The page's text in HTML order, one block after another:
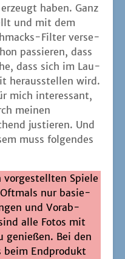
haben. Ganz
und mit dem
Fil­ter ver­se­
pas­sie­ren, dass
dass sich im Lau­
her­aus­stel­len wird.
mich inter­es­sant,
mei­nen
jus­tie­ren. Und
muss fol­gen­des
vor­ge­stell­ten Spie­le
nur basie­
und Vor­ab-
alle Fotos mit
genie­ßen. Bei den
beim End­pro­dukt